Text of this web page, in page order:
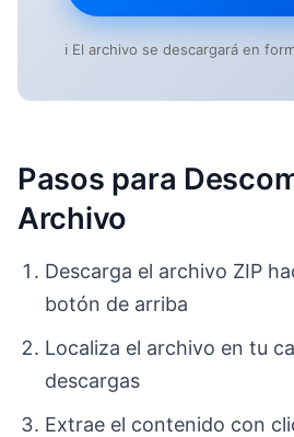
ℹ️ El archivo se descargará en
Pasos para
Archivo
Descarga el archivo ZIP
botón de arriba
Localiza el archivo en tu
descargas
Extrae el contenido con